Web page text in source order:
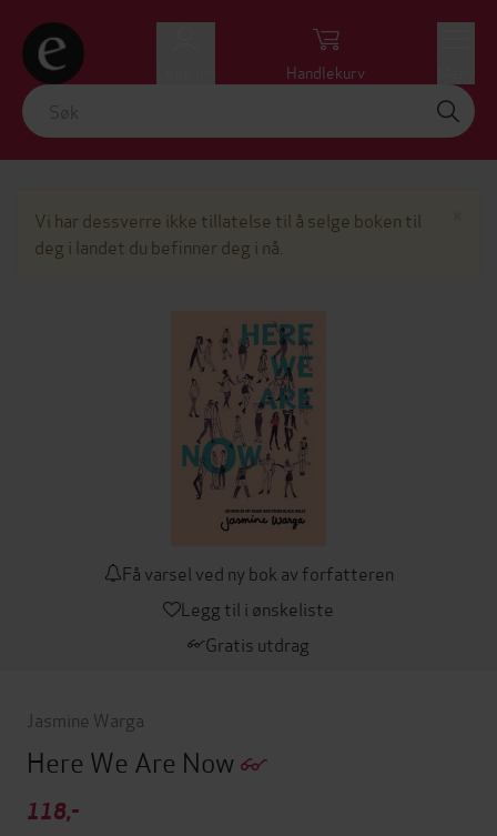
Handlekurv
Vi har dessverre ikke tillatelse til å selge boken til
deg i landet du befinner deg i nå.
Få varsel ved ny bok av forfatteren
Legg til i ønskeliste
Gratis utdrag
Jasmine Warga
Here We Are Now
118,-